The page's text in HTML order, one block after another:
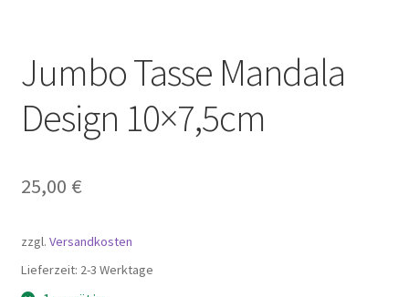
Jumbo Tasse Mandala
Design 10×7,5cm
25,00 €
zzgl. Versandkosten
Lieferzeit: 2-3 Werktage